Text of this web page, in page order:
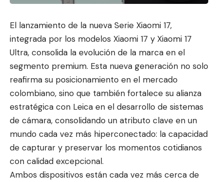
El lanzamiento de la nueva Serie Xiaomi 17,
integrada por los modelos Xiaomi 17 y Xiaomi 17
Ultra, consolida la evolución de la marca en el
segmento premium. Esta nueva generación no solo
reafirma su posicionamiento en el mercado
colombiano, sino que también fortalece su alianza
estratégica con Leica en el desarrollo de sistemas
de cámara, consolidando un atributo clave en un
mundo cada vez más hiperconectado: la capacidad
de capturar y preservar los momentos cotidianos
con calidad excepcional.
Ambos dispositivos están cada vez más cerca de